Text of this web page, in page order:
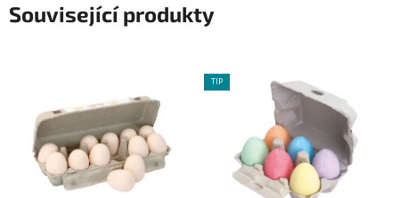
Související produkty
TIP